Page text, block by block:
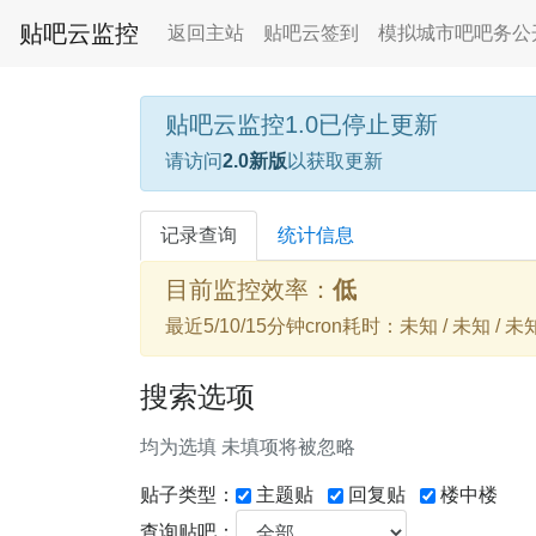
贴吧云监控 返回主站 贴吧云签到 模拟城市吧吧务公
贴吧云监控1.0已停止更新
请访问2.0新版 以获取更新
记录查询 统计信息
目前监控效率： 低
最近5/10/15分钟cron耗时：未知 / 未知 / 未
搜索选项
均为选填 未填项将被忽略
贴子类型： 主题贴 回复贴
楼中楼
查询贴吧：